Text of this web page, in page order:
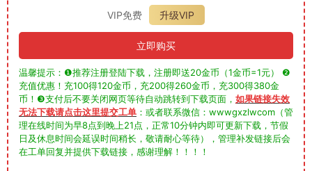
VIP免费
升级VIP
立即购买
温馨提示：❶推荐注册登陆下载，注册即送20金币（1金币=1元） ❷
充值优惠！充100得120金币，充200得260金币，充300得380金
币！❸支付后不要关闭网页等待自动跳转到下载页面， 如果链接失效
无法下载请点击这里提交工单 ：或者联系微信：wwwgxzlwcom（管
理在线时间为早8点到晚上21点，正常10分钟内即可更新下载，节假
日及休息时间会延误时间稍长，敬请耐心等待），管理补发链接后会
在工单回复并提供下载链接，感谢理解！！！！